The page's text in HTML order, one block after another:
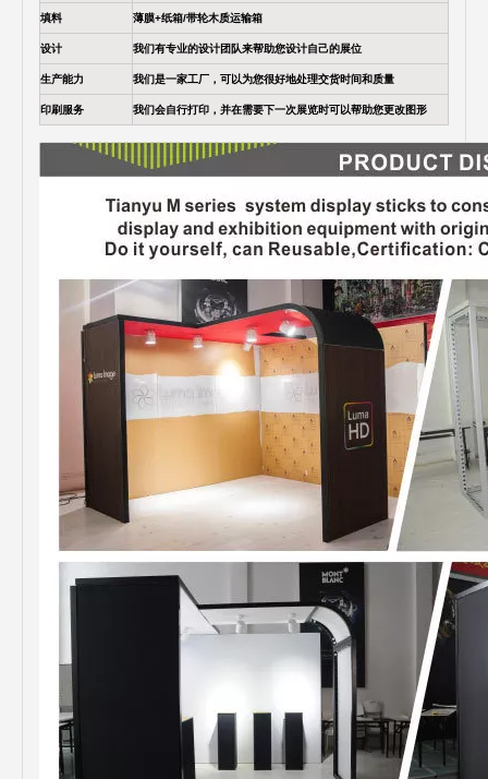
填料 薄膜+纸箱/带轮木质运输箱
设计 我们有专业的设计团队来帮助您设计自己的展位
生产能力 我们是一家工厂，可以为您很好地处理交货时间和质量
印刷服务 我们会自行打印，并在需要下一次展览时可以帮助您更改图形